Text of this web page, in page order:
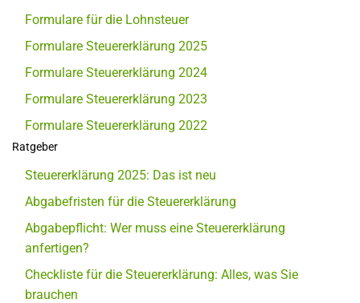
Formulare für die Lohnsteuer
Formulare Steuererklärung 2025
Formulare Steuererklärung 2024
Formulare Steuererklärung 2023
Formulare Steuererklärung 2022
Ratgeber
Steuererklärung 2025: Das ist neu
Abgabefristen für die Steuererklärung
Abgabepflicht: Wer muss eine Steuererklärung
anfertigen?
Checkliste für die Steuererklärung: Alles, was Sie
brauchen